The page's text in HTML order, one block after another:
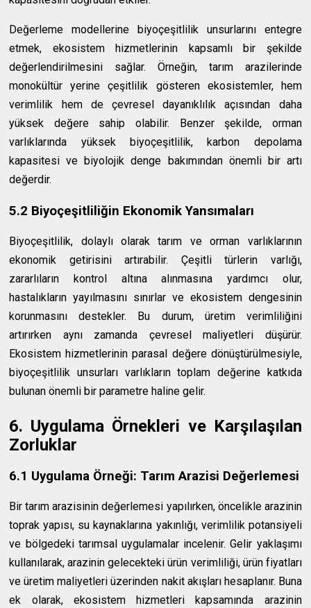
Değerleme modellerine biyoçeşitlilik unsurlarını entegre
etmek, ekosistem hizmetlerinin kapsamlı bir şekilde
değerlendirilmesini sağlar. Örneğin, tarım arazilerinde
monokültür yerine çeşitlilik gösteren ekosistemler, hem
verimlilik hem de çevresel dayanıklılık açısından daha
yüksek değere sahip olabilir. Benzer şekilde, orman
varlıklarında yüksek biyoçeşitlilik, karbon depolama
kapasitesi ve biyolojik denge bakımından önemli bir artı
değerdir.
5.2 Biyoçeşitliliğin Ekonomik Yansımaları
Biyoçeşitlilik, dolaylı olarak tarım ve orman varlıklarının
ekonomik getirisini artırabilir. Çeşitli türlerin varlığı,
zararlıların kontrol altına alınmasına yardımcı olur,
hastalıkların yayılmasını sınırlar ve ekosistem dengesinin
korunmasını destekler. Bu durum, üretim verimliliğini
artırırken aynı zamanda çevresel maliyetleri düşürür.
Ekosistem hizmetlerinin parasal değere dönüştürülmesiyle,
biyoçeşitlilik unsurları varlıkların toplam değerine katkıda
bulunan önemli bir parametre haline gelir.
6. Uygulama Örnekleri ve Karşılaşılan
Zorluklar
6.1 Uygulama Örneği: Tarım Arazisi Değerlemesi
Bir tarım arazisinin değerlemesi yapılırken, öncelikle arazinin
toprak yapısı, su kaynaklarına yakınlığı, verimlilik potansiyeli
ve bölgedeki tarımsal uygulamalar incelenir. Gelir yaklaşımı
kullanılarak, arazinin gelecekteki ürün verimliliği, ürün fiyatları
ve üretim maliyetleri üzerinden nakit akışları hesaplanır. Buna
ek olarak, ekosistem hizmetleri kapsamında arazinin